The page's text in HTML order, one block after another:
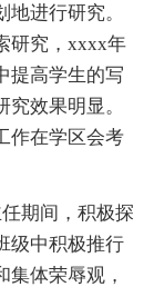
进行研究。
研究，xxxx年
提高学生的写
效果明显。
作在学区会考
期间，积极探
级中积极推行
体荣辱观，